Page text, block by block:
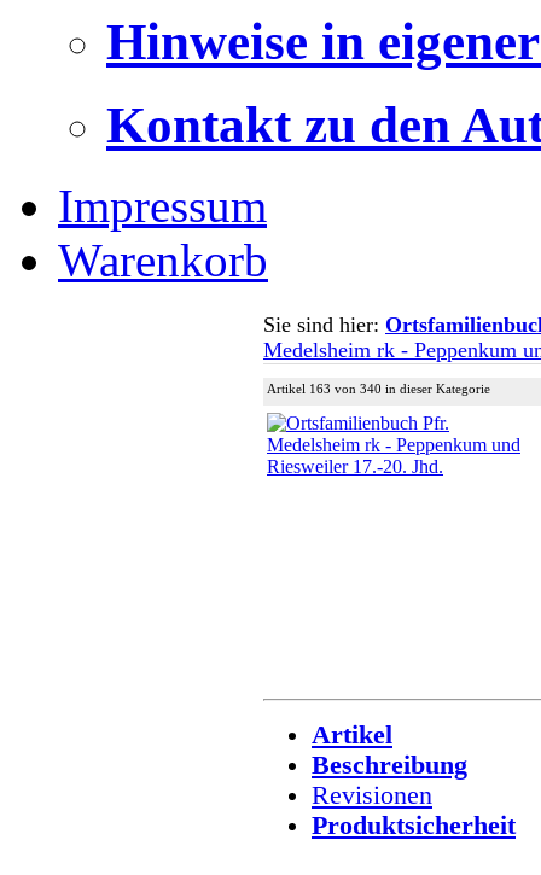
Hinweise in
Kontakt zu den
Impressum
Warenkorb
Sie sind hier:
Medelsheim rk - Peppenkum
Artikel 163 von 340 in dieser Kategorie
Artikel
Beschreibung
Revisionen
Produktsicherheit